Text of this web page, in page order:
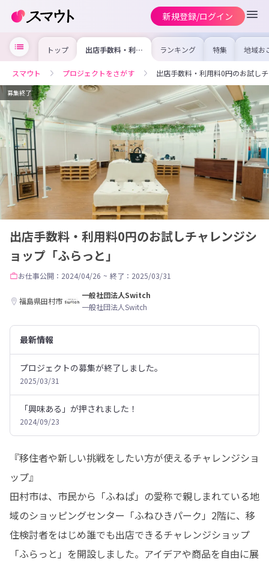
新規登録/ログイン
トップ 出店手数料・利用
料0円のお試しチ
「ふらっと」
ランキング 特集 地域お
の求
を集め
事内容
を比較
合った
けよう
スマウト プロジェクトをさがす 出店手数料・利用料0円のお試し
募集終了
出店手数料・利用料0円のお試しチャレンジシ
ョップ「ふらっと」
お仕事公開：2024/04/26 ~ 終了：2025/03/31
福島県田村市
一般社団法人Switch
一般社団法人Switch
最新情報
プロジェクトの募集が終了しました。
2025/03/31
「興味ある」が押されました！
2024/09/23
『移住者や新しい挑戦をしたい方が使えるチャレンジショ
ップ』
田村市は、市民から「ふねぱ」の愛称で親しまれている地
域のショッピングセンター「ふねひきパーク」2階に、移
住検討者をはじめ誰でも出店できるチャレンジショップ
「ふらっと」を開設しました。アイデアや商品を自由に展